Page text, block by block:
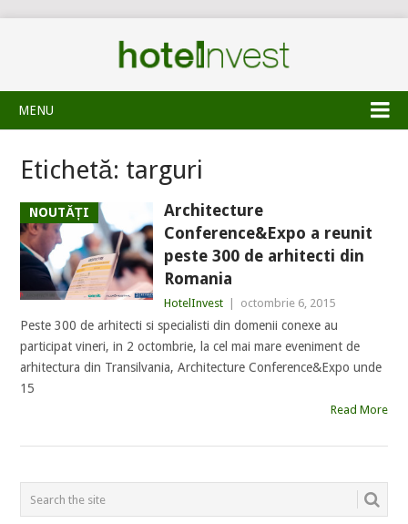
MENU
Etichetă: targuri
NOUTĂȚI
Architecture
Conference&Expo a reunit
peste 300 de arhitecti din
Romania
HotelInvest octombrie 6, 2015
Peste 300 de arhitecti si specialisti din domenii conexe au
participat vineri, in 2 octombrie, la cel mai mare eveniment de
arhitectura din Transilvania, Architecture Conference&Expo unde
15
Read More
POSTS
NAVIGATION